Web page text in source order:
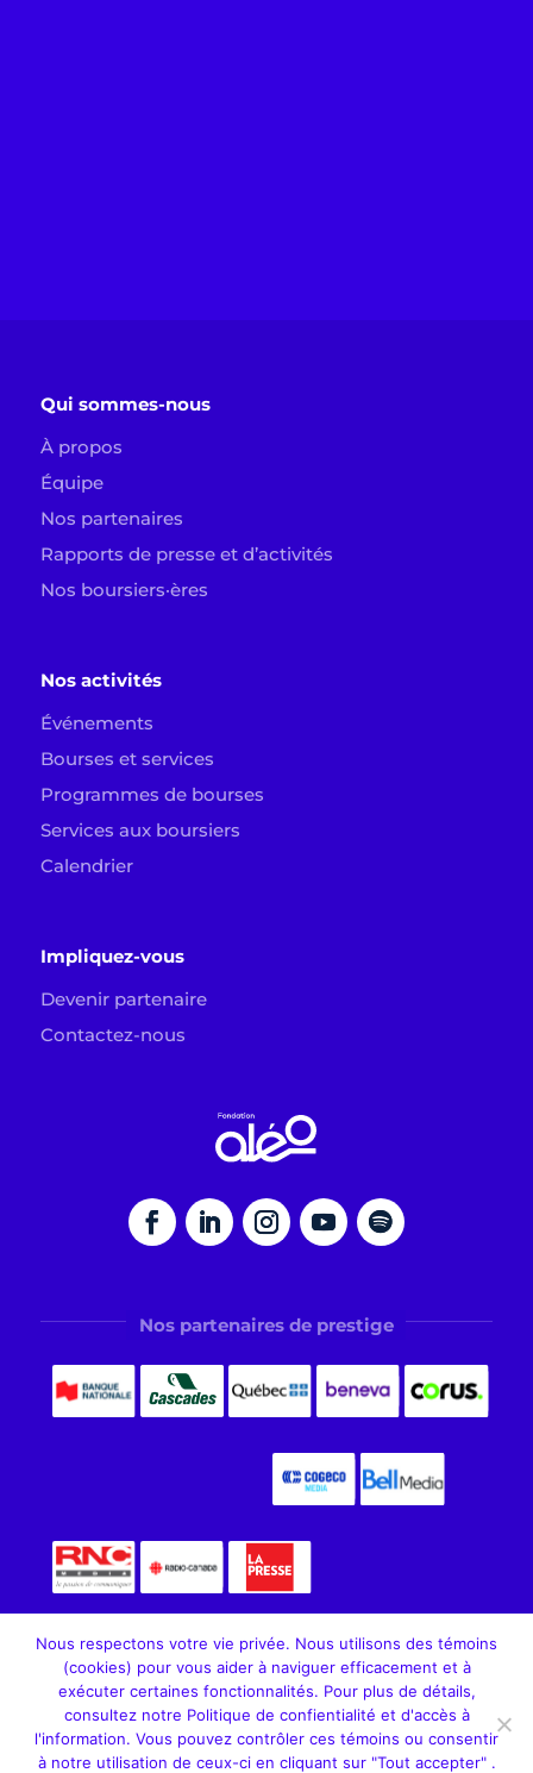
Qui sommes-nous
À propos
Équipe
Nos partenaires
Rapports de presse et d’activités
Nos boursiers·ères
Nos activités
Événements
Bourses et services
Programmes de bourses
Services aux boursiers
Calendrier
Impliquez-vous
Devenir partenaire
Contactez-nous
Nos partenaires de prestige
Fondation Aléo. Tous droits réservés, 2026
Nous respectons votre vie privée. Nous utilisons des témoins
(cookies) pour vous aider à naviguer efficacement et à
exécuter certaines fonctionnalités. Pour plus de détails,
consultez notre Politique de confientialité et d'accès à
l'information. Vous pouvez contrôler ces témoins ou consentir
à notre utilisation de ceux-ci en cliquant sur "Tout accepter" .